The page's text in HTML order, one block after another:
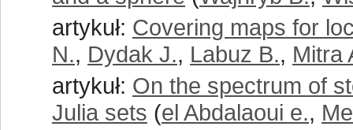
artykuł: Covering maps for
N., Dydak J., Labuz B., Mitra
artykuł: On the spectrum of
Julia sets (el Abdalaoui e.,